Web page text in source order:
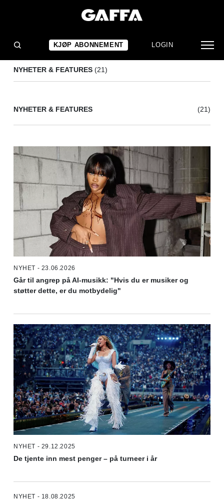
KJØP ABONNEMENT LOGIN
NYHETER & FEATURES (21)
NYHETER & FEATURES (21)
NYHET - 23.06.2026
Går til angrep på AI-musikk: "Hvis du er musiker og
støtter dette, er du motbydelig"
NYHET - 29.12.2025
De tjente inn mest penger – på turneer i år
NYHET - 18.08.2025